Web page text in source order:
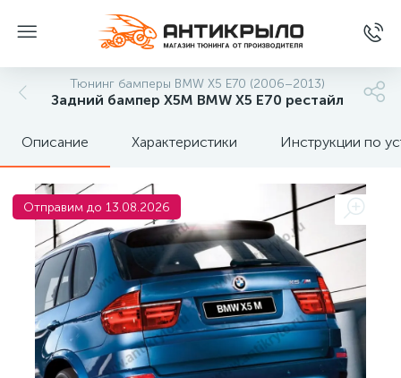
Тюнинг бамперы BMW X5 E70 (2006–2013)
Задний бампер X5M BMW X5 E70 рестайл
Описание Характеристики Инструкции по
Отправим до 13.08.2026